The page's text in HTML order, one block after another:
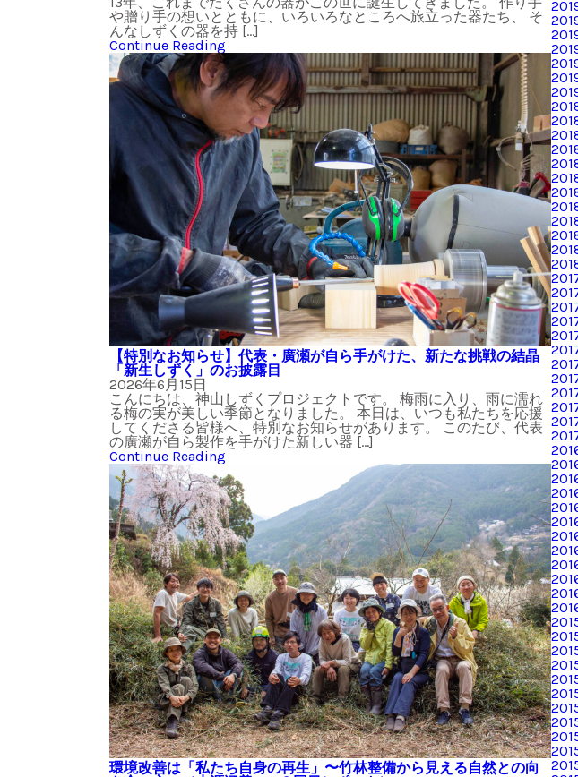
や贈り手の想いとともに、いろいろなところへ旅立った器たち、 そ
んなしずくの器を持 […]
Continue Reading
【特別なお知らせ】代表・廣瀬が自ら手がけた、新たな挑戦の結晶
「新生しずく」のお披露目
2026年6月15日
こんにちは、神山しずくプロジェクトです。 梅雨に入り、雨に濡れ
る梅の実が美しい季節となりました。 本日は、いつも私たちを応援
してくださる皆様へ、特別なお知らせがあります。 このたび、代表
の廣瀬が自ら製作を手がけた新しい器 […]
Continue Reading
環境改善は「私たち自身の再生」〜竹林整備から見える自然との向